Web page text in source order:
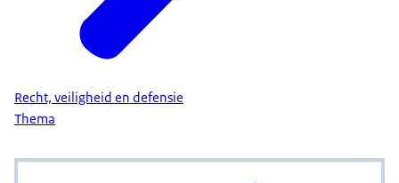
Recht, veiligheid en defensie
Thema